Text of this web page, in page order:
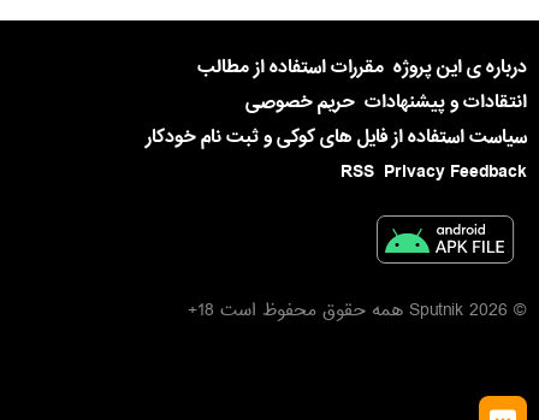
درباره ی این پروژه مقررات استفاده از مطالب
انتقادات و پیشنهادات حریم خصوصی
سیاست استفاده از فایل های کوکی و ثبت نام خودکار
Privacy Feedback
RSS
© 2026 Sputnik همه حقوق محفوظ است 18+